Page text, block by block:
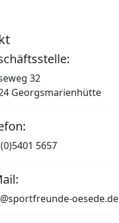
32
Georgsmarienhütte
5657
oesede.de